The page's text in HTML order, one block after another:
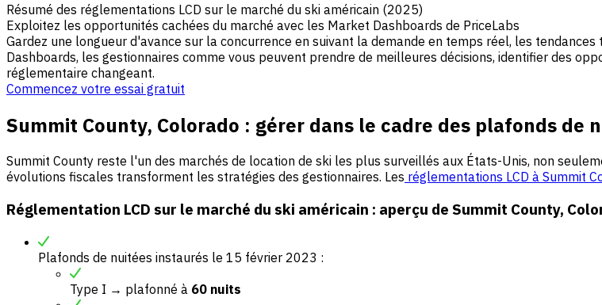
Résumé des réglementations LCD sur le marché du ski américain (2025)
Exploitez les opportunités cachées du marché avec les Market Dashboards de PriceLabs
Gardez une longueur d'avance sur la concurrence en suivant la demande en temps réel, les
Dashboards, les gestionnaires comme vous peuvent prendre de meilleures décisions, identifier des
réglementaire changeant.
Commencez votre essai gratuit
Summit County, Colorado : gérer dans le cadre des plafonds de
Summit County reste l'un des marchés de location de ski les plus surveillés aux États-Unis, non
évolutions fiscales transforment les stratégies des gestionnaires. Les réglementations LCD à Summit
Réglementation LCD sur le marché du ski américain : aperçu de Summit County,
Plafonds de nuitées instaurés le 15 février 2023 :
Type I → plafonné à 60 nuits